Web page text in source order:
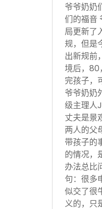
爷爷奶奶
们的福音
局更新了
规，但是
出新规前
境后，80
完孩子，
爷爷奶奶
级主理人
丈夫是景
两人的父
带孩子的
的情况，
办法总比
句：很多
似交了很
义的，只